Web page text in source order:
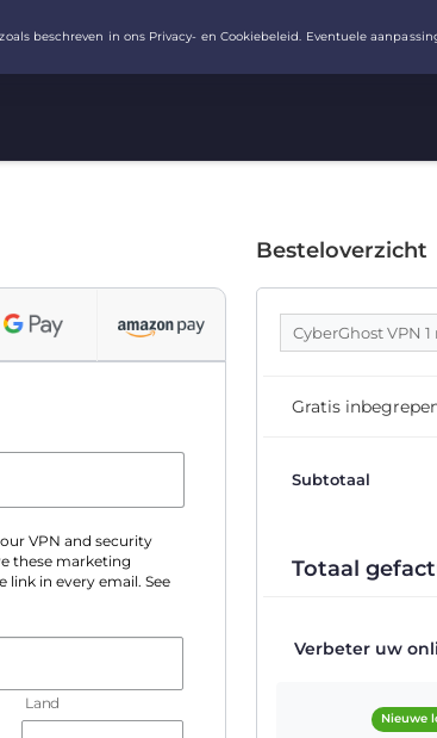
VPN and security
these marketing
link in every email. See
Land
Besteloverzicht
CyberGhost VPN
Gratis
Subtotaal
Totaal
Verbeter uw
Nieuwe